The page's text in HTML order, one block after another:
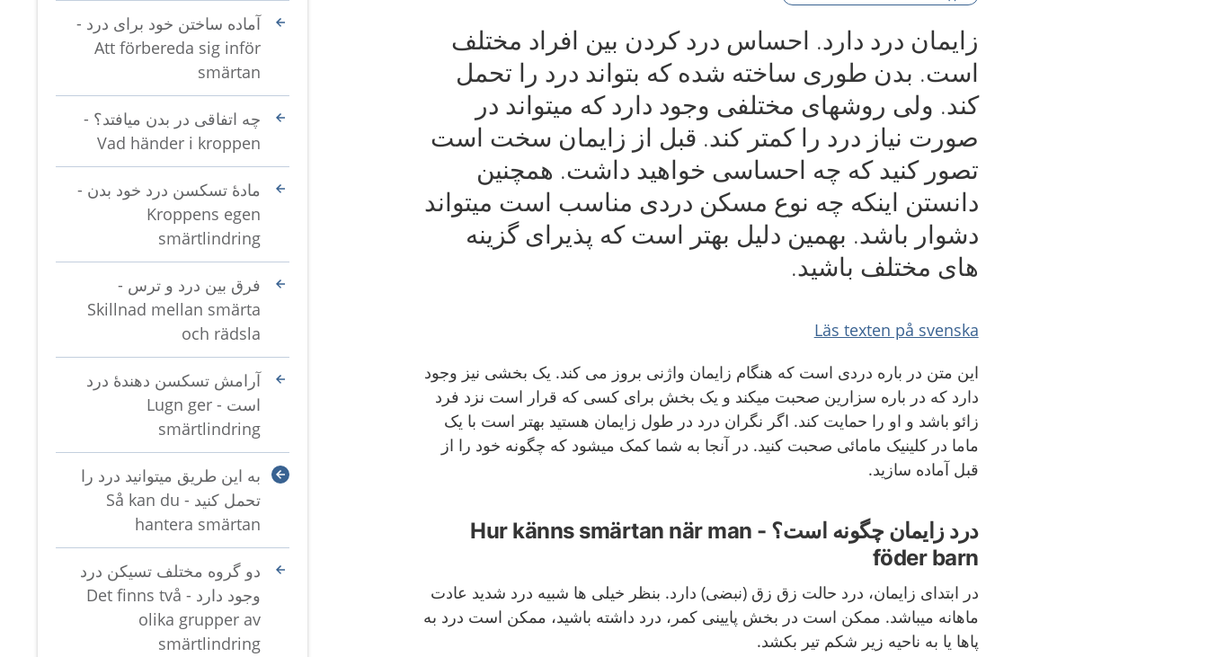
زایمان درد دارد. احساس درد کردن بین افراد مختلف
است. بدن طوری ساخته شده که بتواند درد را تحمل
کند. ولی روشهای مختلفی وجود دارد که میتواند در
صورت نیاز درد را کمتر کند. قبل از زایمان سخت است
تصور کنید که چه احساسی خواهید داشت. همچنین
دانستن اینکه چه نوع مسکن دردی مناسب است میتواند
دشوار باشد. بهمین دلیل بهتر است که پذیرای گزینه
های مختلف باشید.
Läs texten på svenska
این متن در باره دردی است که هنگام زایمان واژنی بروز می کند. یک بخشی نیز وجود
دارد که در باره سزارین صحبت میکند و یک بخش برای کسی که قرار است نزد فرد
زائو باشد و او را حمایت کند. اگر نگران درد در طول زایمان هستید بهتر است با یک
ماما در کلینیک مامائی صحبت کنید. در آنجا به شما کمک میشود که چگونه خود را از
قبل آماده سازید.
درد زایمان چگونه است؟ - Hur känns smärtan när man
föder barn
در ابتدای زایمان، درد حالت زق زق (نبضی) دارد. بنظر خیلی ها شبیه درد شدید عادت
ماهانه میباشد. ممکن است در بخش پایینی کمر، درد داشته باشید، ممکن است درد به
پاها یا به ناحیه زیر شکم تیر بکشد.
آماده ساختن خود برای درد -
Att förbereda sig inför
smärtan
چه اتفاقی در بدن میافتد؟ -
Vad händer i kroppen
مادۀ تسکسن درد خود بدن -
Kroppens egen
smärtlindring
فرق بین درد و ترس -
Skillnad mellan smärta
och rädsla
آرامش تسکسن دهندۀ درد
است - Lugn ger
smärtlindring
به این طریق میتوانید درد را
تحمل کنید - Så kan du
hantera smärtan
دو گروه مختلف تسیکن درد
وجود دارد - Det finns två
olika grupper av
smärtlindring